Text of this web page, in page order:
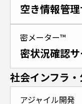
空き情報管
密メーター™
密状況確認
社会インフラ
アジャイル開発